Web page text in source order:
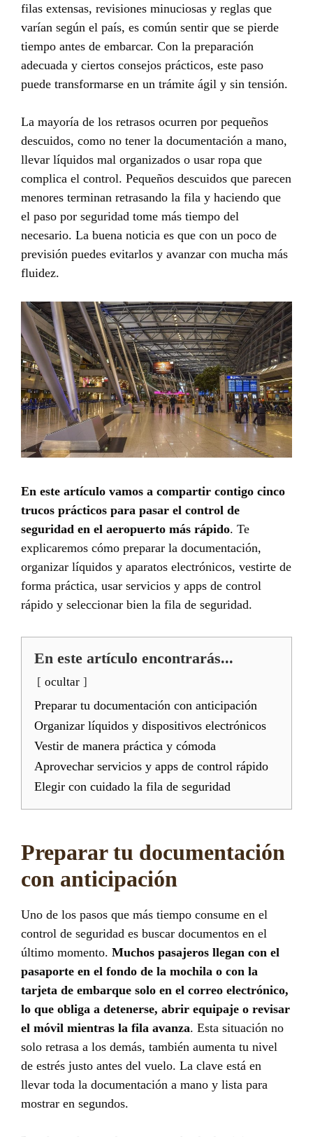
filas extensas, revisiones minuciosas y reglas que
varían según el país, es común sentir que se pierde
tiempo antes de embarcar. Con la preparación
adecuada y ciertos consejos prácticos, este paso
puede transformarse en un trámite ágil y sin tensión.
La mayoría de los retrasos ocurren por pequeños
descuidos, como no tener la documentación a mano,
llevar líquidos mal organizados o usar ropa que
complica el control. Pequeños descuidos que parecen
menores terminan retrasando la fila y haciendo que
el paso por seguridad tome más tiempo del
necesario. La buena noticia es que con un poco de
previsión puedes evitarlos y avanzar con mucha más
fluidez.
En este artículo vamos a compartir contigo cinco
trucos prácticos para pasar el control de
seguridad en el aeropuerto más rápido. Te
explicaremos cómo preparar la documentación,
organizar líquidos y aparatos electrónicos, vestirte de
forma práctica, usar servicios y apps de control
rápido y seleccionar bien la fila de seguridad.
En este artículo encontrarás...
ocultar
Preparar tu documentación con anticipación
Organizar líquidos y dispositivos electrónicos
Vestir de manera práctica y cómoda
Aprovechar servicios y apps de control rápido
Elegir con cuidado la fila de seguridad
Preparar tu documentación
con anticipación
Uno de los pasos que más tiempo consume en el
control de seguridad es buscar documentos en el
último momento. Muchos pasajeros llegan con el
pasaporte en el fondo de la mochila o con la
tarjeta de embarque solo en el correo electrónico,
lo que obliga a detenerse, abrir equipaje o revisar
el móvil mientras la fila avanza. Esta situación no
solo retrasa a los demás, también aumenta tu nivel
de estrés justo antes del vuelo. La clave está en
llevar toda la documentación a mano y lista para
mostrar en segundos.